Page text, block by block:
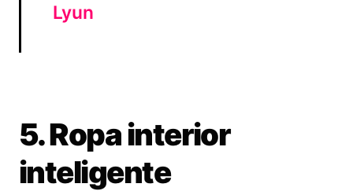
Lyun
5. Ropa interior
inteligente